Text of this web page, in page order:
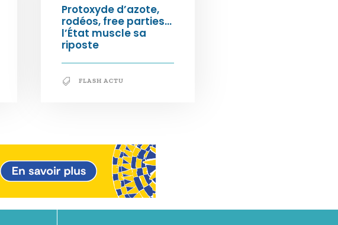
Protoxyde d’azote,
rodéos, free parties…
l’État muscle sa
riposte
FLASH ACTU